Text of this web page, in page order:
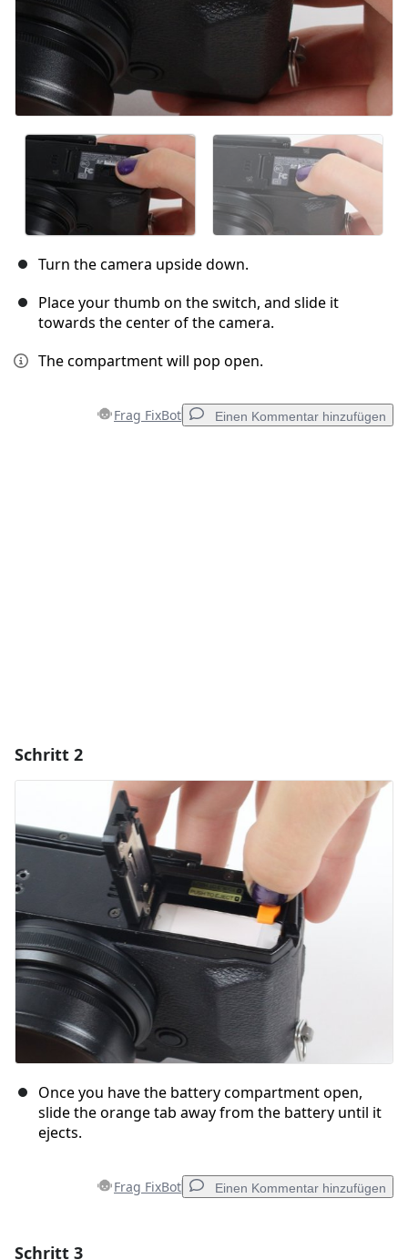
Turn the camera upside down.
Place your thumb on the switch, and slide it
towards the center of the camera.
The compartment will pop open.
Frag FixBot Einen Kommentar hinzufügen
Schritt 2
Once you have the battery compartment open,
slide the orange tab away from the battery until it
ejects.
Frag FixBot Einen Kommentar hinzufügen
Schritt 3